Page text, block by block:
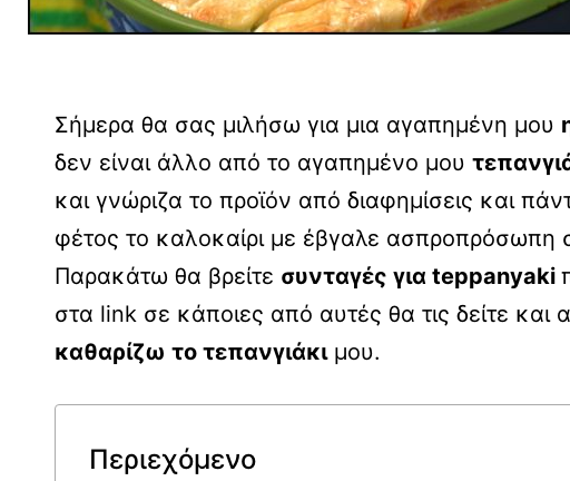
Σήμερα θα σας μιλήσω για μια αγαπημένη μου
δεν είναι άλλο από το αγαπημένο μου
και γνώριζα το προϊόν από διαφημίσεις και
φέτος το καλοκαίρι με έβγαλε ασπροπρόσωπη
Παρακάτω θα βρείτε συνταγές για teppanyaki
στα link σε κάποιες από αυτές θα τις δείτε
καθαρίζω το τεπανγιάκιμου.
Περιεχόμενο